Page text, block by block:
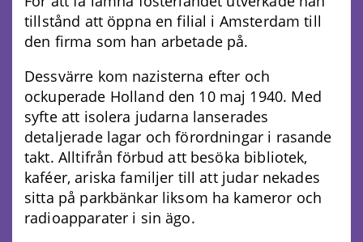
tillstånd att öppna en filial i Amsterdam till
den firma som han arbetade på.
Dessvärre kom nazisterna efter och
ockuperade Holland den 10 maj 1940. Med
syfte att isolera judarna lanserades
detaljerade lagar och förordningar i rasande
takt. Alltifrån förbud att besöka bibliotek,
kaféer, ariska familjer till att judar nekades
sitta på parkbänkar liksom ha kameror och
radioapparater i sin ägo.